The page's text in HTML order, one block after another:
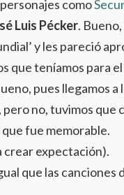
como
Luis Pécker.
y les pareció
que teníamos para
pues llegamos a
no, tuvimos que
fue memorable.
crear expectación).
que las canciones